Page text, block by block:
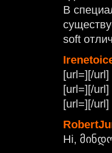
В
soft
[url=][/url]
[url=][/url]
[url=][/url]
Hi,